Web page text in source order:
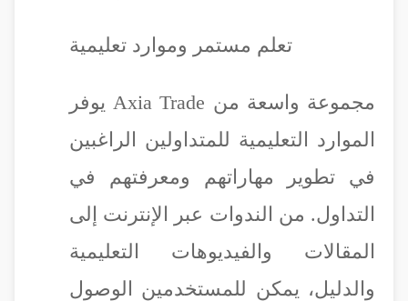
تعلم مستمر وموارد تعليمية
يوفر Axia Trade مجموعة واسعة من
الموارد التعليمية للمتداولين الراغبين
في تطوير مهاراتهم ومعرفتهم في
التداول. من الندوات عبر الإنترنت إلى
المقالات والفيديوهات التعليمية
والدليل، يمكن للمستخدمين الوصول